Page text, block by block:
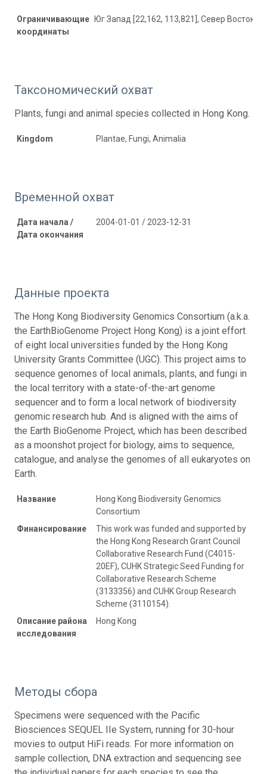
Ограничивающие
координаты
Юг Запад [22,162, 113,821], Север Восток
Таксономический охват
Plants, fungi and animal species collected in Hong Kong.
Kingdom Plantae, Fungi, Animalia
Временной охват
Дата начала /
Дата окончания
2004-01-01 / 2023-12-31
Данные проекта
The Hong Kong Biodiversity Genomics Consortium (a.k.a.
the EarthBioGenome Project Hong Kong) is a joint effort
of eight local universities funded by the Hong Kong
University Grants Committee (UGC). This project aims to
sequence genomes of local animals, plants, and fungi in
the local territory with a state-of-the-art genome
sequencer and to form a local network of biodiversity
genomic research hub. And is aligned with the aims of
the Earth BioGenome Project, which has been described
as a moonshot project for biology, aims to sequence,
catalogue, and analyse the genomes of all eukaryotes on
Earth.
Название
Hong Kong Biodiversity Genomics
Consortium
Финансирование
This work was funded and supported by
the Hong Kong Research Grant Council
Collaborative Research Fund (C4015-
20EF), CUHK Strategic Seed Funding for
Collaborative Research Scheme
(3133356) and CUHK Group Research
Scheme (3110154).
Описание района
исследования
Hong Kong
Методы сбора
Specimens were sequenced with the Pacific
Biosciences SEQUEL IIe System, running for 30-hour
movies to output HiFi reads. For more information on
sample collection, DNA extraction and sequencing see